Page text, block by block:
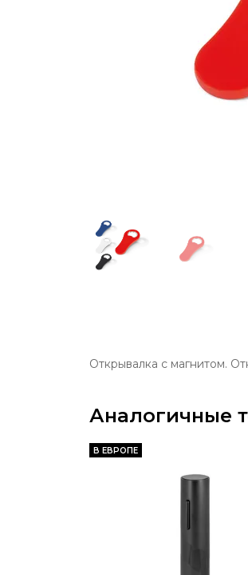
Открывалка с магнитом.
Аналогичные
В ЕВРОПЕ